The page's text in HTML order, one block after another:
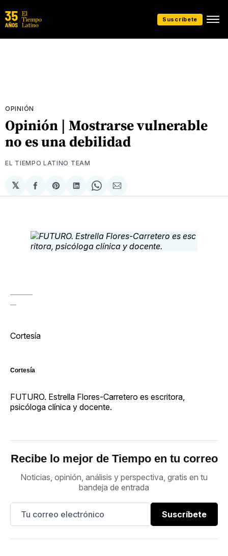
Suscríbete
OPINIÓN
Opinión | Mostrarse vulnerable
no es una debilidad
EL TIEMPO LATINO TEAM
𝕏
Compartir
en
Share
on
Compartir
en
Share
on
Compartir
via
Cortesía
Cortesía
FUTURO. Estrella Flores-Carretero es escritora,
psicóloga clínica y docente.
Recibe lo mejor de Tiempo en tu correo
Noticias, opinión, análisis y perspectiva, gratis en tu
bandeja de entrada
Suscríbete